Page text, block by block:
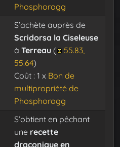
Phosphorogg
S’achète auprès de
Scridorsa la Ciseleuse
à Terreau (
55.83,
55.64)
Coût : 1 x Bon de
multipropriété de
Phosphorogg
S’obtient en pêchant
une recette
draconique en